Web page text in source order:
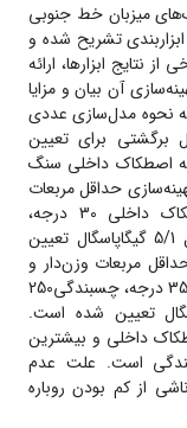
میزبان خط جنوبی
تشریح شده و
نتایج ابزارها، ارائه
آن بیان و مزایا
نحوه مدل‌سازی عددی
برای تعیین
اصطکاک داخلی سنگ
حداقل مربعات
و مدل‌های عددی ساخته شده، زاویه اصطکاک داخلی 30 درجه،
چسبندگی 150 کیلوپاسگال و مدول تغییر شکل 5/1 گیگاپاسگال تعیین
مربعات وزن‌دار و
کمینه کردن بیشینه خطا، زاویه اصطکاک داخلی 35 درجه، چسبندگی250
تغییر شکل 5/1 گیگاپاسگال تعیین شده است.
داخلی و بیشترین
است. علت عدم
از کم بودن روباره